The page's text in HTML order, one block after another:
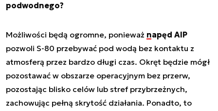
podwodnego?
Możliwości będą ogromne, ponieważ napęd AIP
pozwoli S-80 przebywać pod wodą bez kontaktu z
atmosferą przez bardzo długi czas. Okręt będzie mógł
pozostawać w obszarze operacyjnym bez przerw,
pozostając blisko celów lub stref przybrzeżnych,
zachowując pełną skrytość działania. Ponadto, to